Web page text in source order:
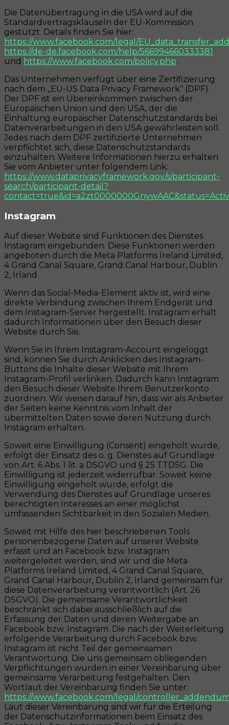
Die Datenübertragung in die USA wird auf die
Standardvertragsklauseln der EU-Kommission
gestützt. Details finden Sie hier:
https://www.facebook.com/legal/
https://de-de.facebook.com/help/566994660333381
und https://www.facebook.com/policy.php.
Das Unternehmen verfügt über eine Zertifizierung
nach dem „EU-US Data Privacy Framework“ (DPF).
Der DPF ist ein Übereinkommen zwischen der
Europäischen Union und den USA, der die
Einhaltung europäischer Datenschutzstandards bei
Datenverarbeitungen in den USA gewährleisten soll.
Jedes nach dem DPF zertifizierte Unternehmen
verpflichtet sich, diese Datenschutzstandards
einzuhalten. Weitere Informationen hierzu erhalten
Sie vom Anbieter unter folgendem Link:
https://www.dataprivacyframework.gov/s/participant-
search/participant-detail?
Instagram
Auf dieser Website sind Funktionen des Dienstes
Instagram eingebunden. Diese Funktionen werden
angeboten durch die Meta Platforms Ireland Limited,
4 Grand Canal Square, Grand Canal Harbour, Dublin
2, Irland.
Wenn das Social-Media-Element aktiv ist, wird eine
direkte Verbindung zwischen Ihrem Endgerät und
dem Instagram-Server hergestellt. Instagram erhält
dadurch Informationen über den Besuch dieser
Website durch Sie.
Wenn Sie in Ihrem Instagram-Account eingeloggt
sind, können Sie durch Anklicken des Instagram-
Buttons die Inhalte dieser Website mit Ihrem
Instagram-Profil verlinken. Dadurch kann Instagram
den Besuch dieser Website Ihrem Benutzerkonto
zuordnen. Wir weisen darauf hin, dass wir als Anbieter
der Seiten keine Kenntnis vom Inhalt der
übermittelten Daten sowie deren Nutzung durch
Instagram erhalten.
Soweit eine Einwilligung (Consent) eingeholt wurde,
erfolgt der Einsatz des o. g. Dienstes auf Grundlage
von Art. 6 Abs. 1 lit. a DSGVO und § 25 TTDSG. Die
Einwilligung ist jederzeit widerrufbar. Soweit keine
Einwilligung eingeholt wurde, erfolgt die
Verwendung des Dienstes auf Grundlage unseres
berechtigten Interesses an einer möglichst
umfassenden Sichtbarkeit in den Sozialen Medien.
Soweit mit Hilfe des hier beschriebenen Tools
personenbezogene Daten auf unserer Website
erfasst und an Facebook bzw. Instagram
weitergeleitet werden, sind wir und die Meta
Platforms Ireland Limited, 4 Grand Canal Square,
Grand Canal Harbour, Dublin 2, Irland gemeinsam für
diese Datenverarbeitung verantwortlich (Art. 26
DSGVO). Die gemeinsame Verantwortlichkeit
beschränkt sich dabei ausschließlich auf die
Erfassung der Daten und deren Weitergabe an
Facebook bzw. Instagram. Die nach der Weiterleitung
erfolgende Verarbeitung durch Facebook bzw.
Instagram ist nicht Teil der gemeinsamen
Verantwortung. Die uns gemeinsam obliegenden
Verpflichtungen wurden in einer Vereinbarung über
gemeinsame Verarbeitung festgehalten. Den
Wortlaut der Vereinbarung finden Sie unter:
https://www.facebook.com/legal/
Laut dieser Vereinbarung sind wir für die Erteilung
der Datenschutzinformationen beim Einsatz des